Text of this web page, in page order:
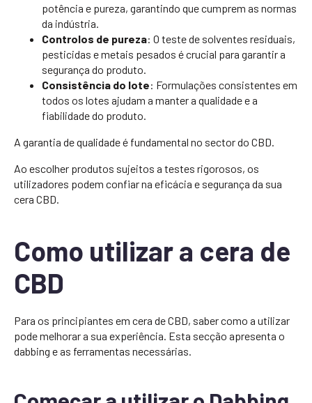
potência e pureza, garantindo que cumprem as normas
da indústria.
Controlos de pureza: O teste de solventes residuais,
pesticidas e metais pesados é crucial para garantir a
segurança do produto.
Consistência do lote: Formulações consistentes em
todos os lotes ajudam a manter a qualidade e a
fiabilidade do produto.
A garantia de qualidade é fundamental no sector do CBD.
Ao escolher produtos sujeitos a testes rigorosos, os
utilizadores podem confiar na eficácia e segurança da sua
cera CBD.
Como utilizar a cera de
CBD
Para os principiantes em cera de CBD, saber como a utilizar
pode melhorar a sua experiência. Esta secção apresenta o
dabbing e as ferramentas necessárias.